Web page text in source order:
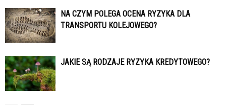
NA CZYM POLEGA OCENA RYZYKA DLA
TRANSPORTU KOLEJOWEGO?
JAKIE SĄ RODZAJE RYZYKA KREDYTOWEGO?